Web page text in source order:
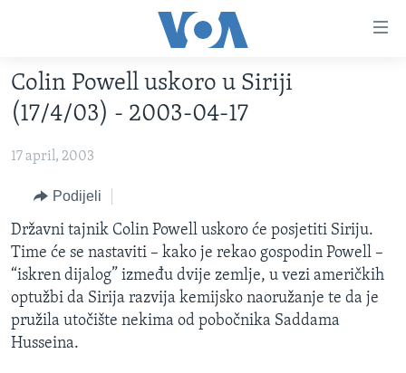
glavni
sadržaj
Pređi
na
navigaciju
Idi
na
pretragu
TV PROGRAM
VIDEO
FOTOGRAFIJE DANA
VIJESTI
SJEDINJENE AMERIČKE DRŽAVE
BOSNA I HERCEGOVINA
SVIJET
NAUKA I TEHNOLOGIJA
SPECIJALNI PROJEKTI
KORUPCIJA
SLOBODA MEDIJA
Colin Powell uskoro u Siriji
(17/4/03) - 2003-04-17
17 april, 2003
Podijeli
Državni tajnik Colin Powell uskoro će posjetiti Siriju.
Time će se nastaviti – kako je rekao gospodin Powell –
“iskren dijalog” između dvije zemlje, u vezi američkih
optužbi da Sirija razvija kemijsko naoružanje te da je
pružila utočište nekima od pobočnika Saddama
Husseina.